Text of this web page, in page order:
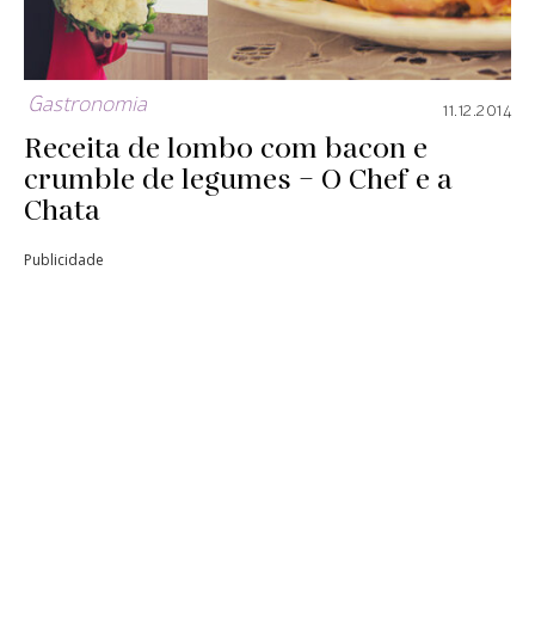
Gastronomia 11.12.2014
Receita de lombo com bacon e
crumble de legumes – O Chef e a
Chata
Publicidade